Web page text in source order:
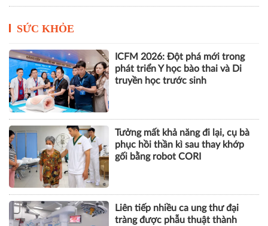
SỨC KHỎE
ICFM 2026: Đột phá mới trong
phát triển Y học bào thai và Di
truyền học trước sinh
Tưởng mất khả năng đi lại, cụ bà
phục hồi thần kì sau thay khớp
gối bằng robot CORI
Liên tiếp nhiều ca ung thư đại
tràng được phẫu thuật thành